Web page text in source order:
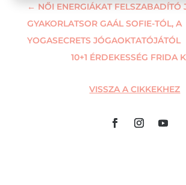
← NŐI ENERGIÁKAT FELSZABADÍTÓ
GYAKORLATSOR GAÁL SOFIE-TÓL, A
YOGASECRETS JÓGAOKTATÓJÁTÓL
10+1 ÉRDEKESSÉG FRIDA
VISSZA A CIKKEKHEZ